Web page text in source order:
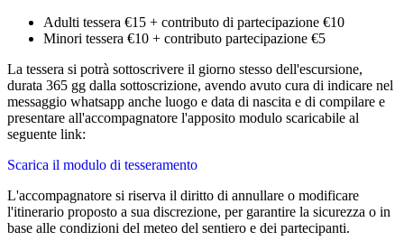
Adulti tessera €15 + contributo di partecipazione €10
Minori tessera €10 + contributo partecipazione €5
La tessera si potrà sottoscrivere il giorno stesso dell'escursione,
durata 365 gg dalla sottoscrizione, avendo avuto cura di indicare nel
messaggio whatsapp anche luogo e data di nascita e di compilare e
presentare all'accompagnatore l'apposito modulo scaricabile al
seguente link:
Scarica il modulo di tesseramento
L'accompagnatore si riserva il diritto di annullare o modificare
l'itinerario proposto a sua discrezione, per garantire la sicurezza o in
base alle condizioni del meteo del sentiero e dei partecipanti.